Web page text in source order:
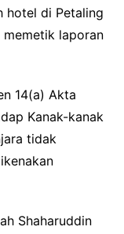
hotel di Petaling
memetik laporan
14(a) Akta
Kanak-kanak
tidak
Shaharuddin